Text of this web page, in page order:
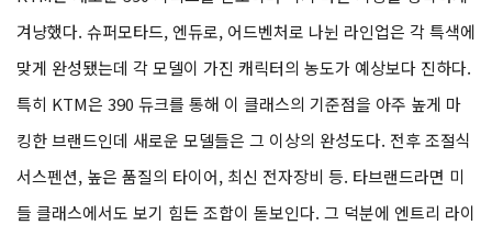
겨냥했다. 슈퍼모타드, 엔듀로, 어드벤처로 나뉜 라인업은 각 특색에
맞게 완성됐는데 각 모델이 가진 캐릭터의 농도가 예상보다 진하다.
특히 KTM은 390 듀크를 통해 이 클래스의 기준점을 아주 높게 마
킹한 브랜드인데 새로운 모델들은 그 이상의 완성도다. 전후 조절식
서스펜션, 높은 품질의 타이어, 최신 전자장비 등. 타브랜드라면 미
들 클래스에서도 보기 힘든 조합이 돋보인다. 그 덕분에 엔트리 라이